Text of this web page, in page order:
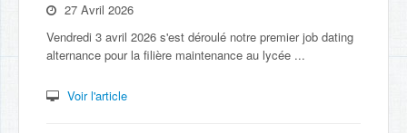
27 Avril 2026
Vendredi 3 avril 2026 s'est déroulé notre premier job dating
alternance pour la filière maintenance au lycée ...
Voir l'article